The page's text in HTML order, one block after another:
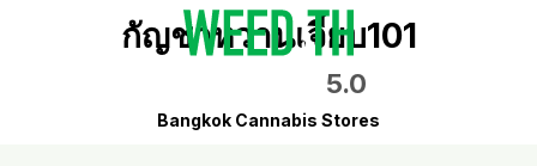
กัญชาหวานเจี้ยบ101
5.0
Bangkok Cannabis Stores